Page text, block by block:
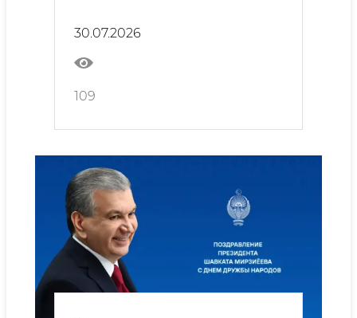
предпринимателями
30.07.2026
109